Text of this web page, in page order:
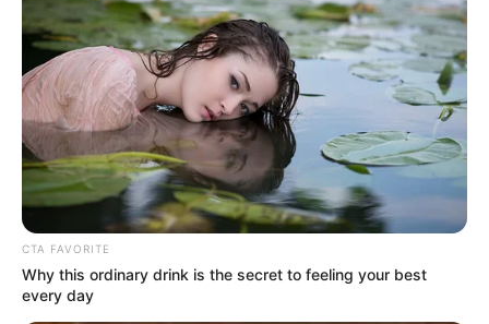
CTA FAVORITE
Why this ordinary drink is the secret to feeling your best
every day